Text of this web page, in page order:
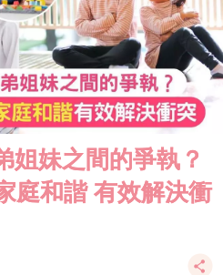
姐妹之間的爭執？
庭和諧 有效解決衝